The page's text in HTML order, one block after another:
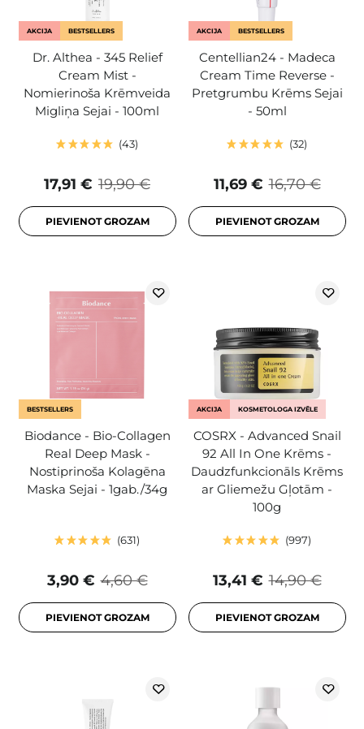
AKCIJA BESTSELLERS
Dr. Althea - 345 Relief
Cream Mist -
Nomierinoša Krēmveida
Migliņa Sejai - 100ml
43
19,90 €
17,91 €
PIEVIENOT GROZAM
AKCIJA BESTSELLERS
Centellian24 - Madeca
Cream Time Reverse -
Pretgrumbu Krēms Sejai
- 50ml
32
16,70 €
11,69 €
PIEVIENOT GROZAM
BESTSELLERS
Biodance - Bio-Collagen
Real Deep Mask -
Nostiprinoša Kolagēna
Maska Sejai - 1gab./34g
631
4,60 €
3,90 €
PIEVIENOT GROZAM
AKCIJA KOSMETOLOGA IZVĒLE
COSRX - Advanced Snail
92 All In One Krēms -
Daudzfunkcionāls Krēms
ar Gliemežu Gļotām -
100g
997
14,90 €
13,41 €
PIEVIENOT GROZAM